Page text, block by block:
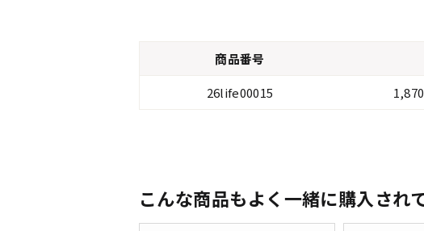
商品番号
26life00015
こんな商品もよく一緒に購入され